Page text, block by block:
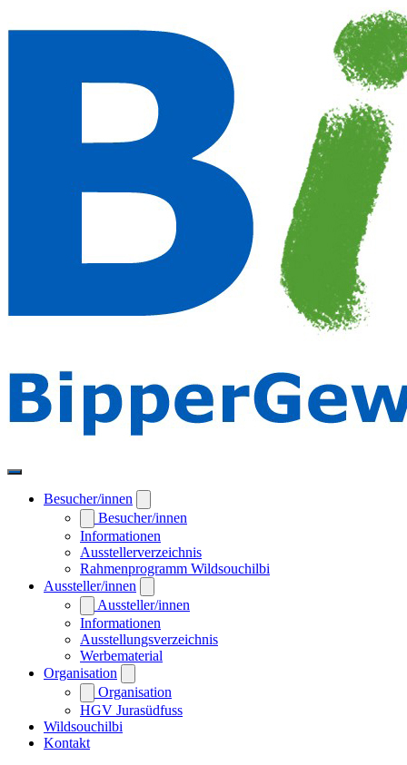
Besucher/innen
Besucher/innen
Informationen
Ausstellerverzeichnis
Rahmenprogramm Wildsouchilbi
Aussteller/innen
Aussteller/innen
Informationen
Ausstellungsverzeichnis
Werbematerial
Organisation
Organisation
HGV Jurasüdfuss
Wildsouchilbi
Kontakt